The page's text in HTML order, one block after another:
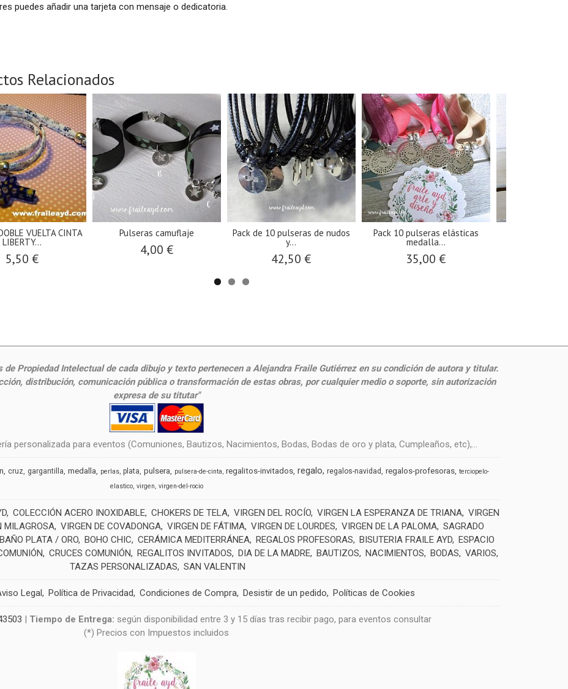
puedes añadir una tarjeta con mensaje o dedicatoria.
Relacionados
VUELTA CINTA
LIBERTY...
5,50 €
Pulseras camuflaje
4,00 €
Pack de 10 pulseras de nudos
y...
42,50 €
Pack 10 pulseras elásticas
medalla...
35,00 €
de Propiedad Intelectual de cada dibujo y texto pertenecen a Alejandra Fraile Gutiérrez en su condición de autora y titular.
distribución, comunicación pública o transformación de estas obras, por cualquier medio o soporte, sin autorización
expresa de su titutar"
personalizada para eventos (Comuniones, Bautizos, Nacimientos, Bodas, Bodas de oro y plata, Cumpleaños, etc),...
cruz gargantilla medalla perlas plata pulsera pulsera-de-cinta regalitos-invitados regalo regalos-navidad regalos-profesoras terciopelo-
elastico virgen virgen-del-rocio
COLECCIÓN ACERO INOXIDABLE CHOKERS DE TELA VIRGEN DEL ROCÍO VIRGEN LA ESPERANZA DE TRIANA VIRGEN
MILAGROSA VIRGEN DE COVADONGA VIRGEN DE FÁTIMA VIRGEN DE LOURDES VIRGEN DE LA PALOMA SAGRADO
PLATA / ORO BOHO CHIC CERÁMICA MEDITERRÁNEA REGALOS PROFESORAS BISUTERIA FRAILE AYD ESPACIO
CRUCES COMUNIÓN REGALITOS INVITADOS DIA DE LA MADRE BAUTIZOS NACIMIENTOS BODAS
VARIOS
TAZAS PERSONALIZADAS
SAN VALENTIN
Legal Política de Privacidad Condiciones de Compra Desistir de un pedido Políticas de Cookies
| Tiempo de Entrega: según disponibilidad entre 3 y 15 días tras recibir pago, para eventos consultar
(*) Precios con Impuestos incluidos